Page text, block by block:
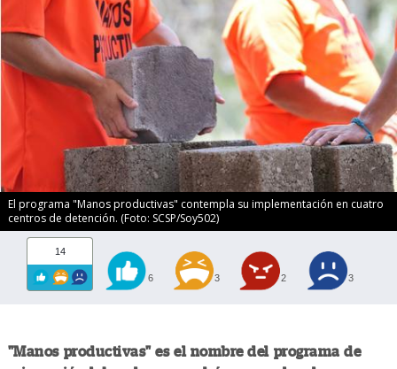
El programa "Manos productivas" contempla su implementación en cuatro
centros de detención. (Foto: SCSP/Soy502)
14
6 3 2 3
"Manos productivas" es el nombre del programa de